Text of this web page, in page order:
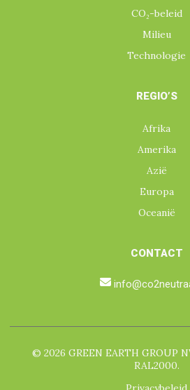
CO₂-beleid
Milieu
Technologie
REGIO’S
Afrika
Amerika
Azië
Europa
Oceanië
CONTACT
© 2026 GREEN EARTH GROUP
RAL2000.